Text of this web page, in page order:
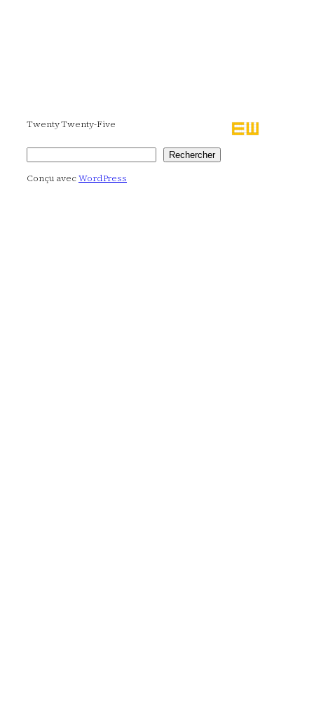
Twenty Twenty-Five
Rechercher Rechercher
Conçu avecWordPress